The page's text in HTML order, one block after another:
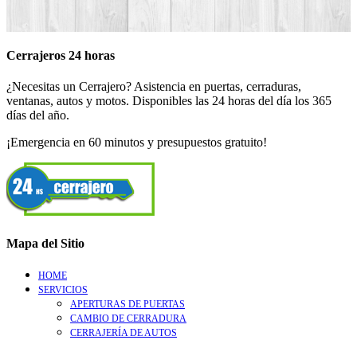
Cerrajeros 24 horas
¿Necesitas un Cerrajero? Asistencia en puertas, cerraduras,
ventanas, autos y motos. Disponibles las 24 horas del día los 365
días del año.
¡Emergencia en 60 minutos y presupuestos gratuito!
Mapa del Sitio
HOME
SERVICIOS
APERTURAS DE PUERTAS
CAMBIO DE CERRADURA
CERRAJERÍA DE AUTOS